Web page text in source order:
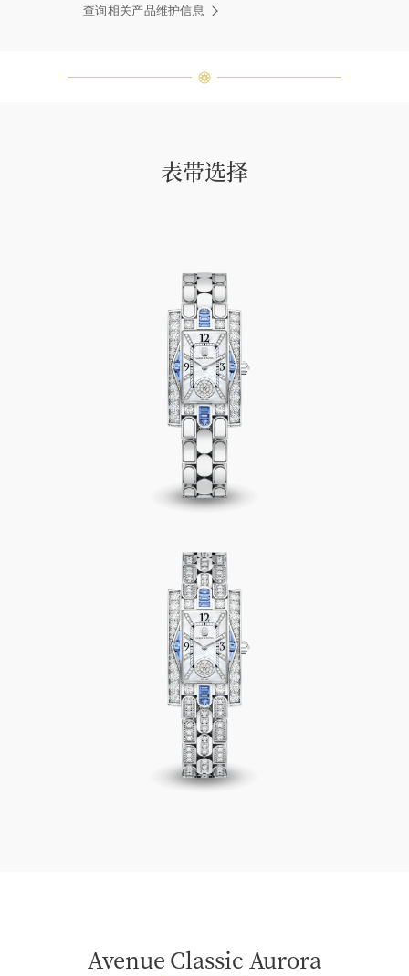
宝石皆与众不同而采用独特镶嵌方
查询相关产品维护信息
表带选择
Avenue Classic Aurora